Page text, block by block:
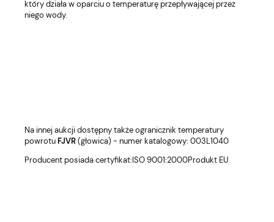
który działa w oparciu o temperaturę przepływającej przez
niego wody.
Na innej aukcji dostępny także ogranicznik temperatury
powrotuFJVR(głowica) - numer katalogowy: 003L1040
Producent posiada certyfikat:ISO 9001:2000Produkt EU